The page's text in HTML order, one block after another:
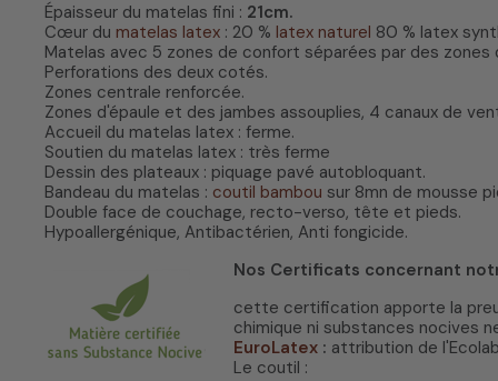
Épaisseur du matelas fini : 21cm.
Cœur du matelas latex : 20 % latex naturel 80 % latex
Matelas avec 5 zones de confort séparées par des zones
Perforations des deux cotés.
Zones centrale renforcée.
Zones d'épaule et des jambes assouplies, 4 canaux de
Accueil du matelas latex : ferme.
Soutien du matelas latex : très ferme
Dessin des plateaux : piquage pavé autobloquant.
Bandeau du matelas : coutil bambou sur 8mn de mousse
Double face de couchage, recto-verso, tête et pieds.
Hypoallergénique, Antibactérien, Anti fongicide.
Nos Certificats concernant
cette certification apporte la
chimique ni substances nocives
EuroLatex : attribution de
Le coutil :